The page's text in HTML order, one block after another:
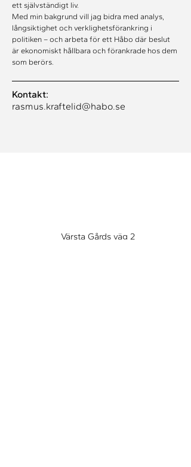
ett självständigt liv.
Med min bakgrund vill jag bidra med analys,
långsiktighet och verklighetsförankring i
politiken – och arbeta för ett Håbo där beslut
är ekonomiskt hållbara och förankrade hos dem
som berörs.
Kontakt:
rasmus.kraftelid@habo.se
Värsta Gårds väg 2